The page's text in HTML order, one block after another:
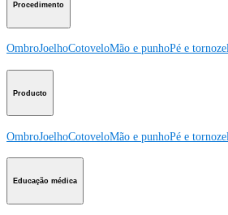
Procedimento
OmbroJoelhoCotoveloMão e punhoPé e
Producto
OmbroJoelhoCotoveloMão e punhoPé e
Educação médica